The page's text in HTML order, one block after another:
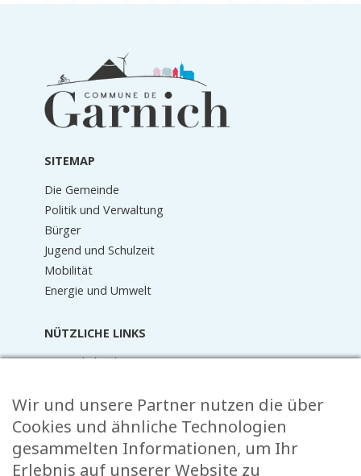
Informationen
Fußzeile
SITEMAP
Die Gemeinde
Politik und Verwaltung
Bürger
Jugend und Schulzeit
Mobilität
Energie und Umwelt
NÜTZLICHE LINKS
Terminkalender
Mediathek
Raider Online
Formulare
FAQ
Wir und unsere Partner nutzen die über
Cookies und ähnliche Technologien
gesammelten Informationen, um Ihr
Erlebnis auf unserer Website zu